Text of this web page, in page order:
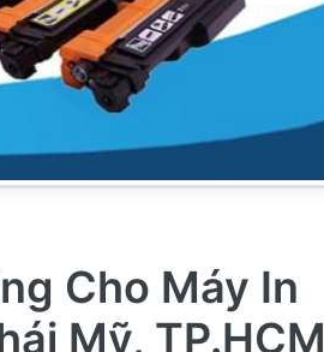
Cho Máy In
Mỹ, TP.HCM